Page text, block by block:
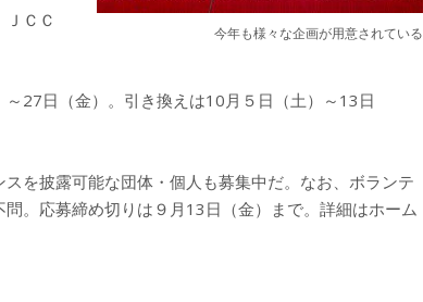
今年も様々な企画が用意されている
ＣＣ
27日（金）。引き換えは10月５日（土）～13日
を披露可能な団体・個人も募集中だ。なお、ボランテ
。応募締め切りは９月13日（金）まで。詳細はホーム